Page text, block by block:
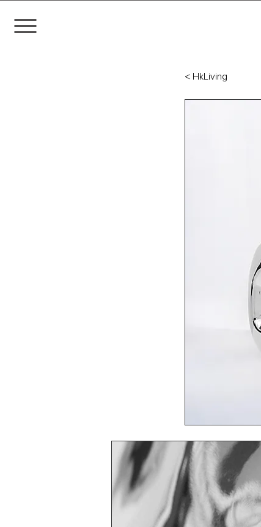
< HkLiving